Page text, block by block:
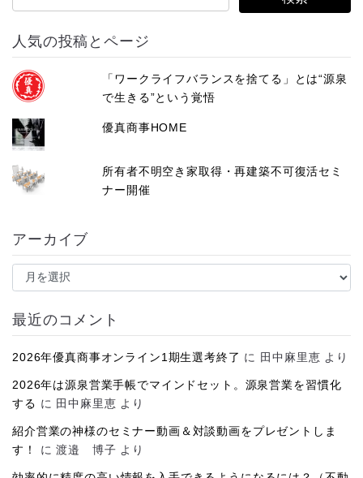
人気の投稿とページ
「ワークライフバランスを捨てる」とは“源泉
で生きる”という覚悟
優真商事HOME
所有者不明空き家取得・再建築不可復活セミ
ナー開催
アーカイブ
ア
イ
ブ
最近のコメント
2026年優真商事オンライン1期生選考終了 に 田中麻里恵 より
2026年は源泉営業手帳でマインドセット。源泉営業を習慣化
する に 田中麻里恵 より
紹介営業の神様のセミナー動画＆対談動画をプレゼントしま
す！
に渡邉 博子 より